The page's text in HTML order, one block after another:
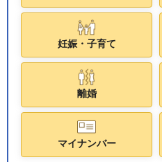
妊娠・子育て
離婚
マイナンバー